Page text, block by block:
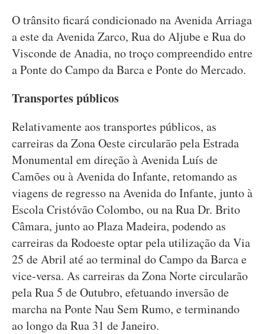
O trânsito ficará condicionado na Avenida Arriaga
a este da Avenida Zarco, Rua do Aljube e Rua do
Visconde de Anadia, no troço compreendido entre
a Ponte do Campo da Barca e Ponte do Mercado.
Transportes públicos
Relativamente aos transportes públicos, as
carreiras da Zona Oeste circularão pela Estrada
Monumental em direção à Avenida Luís de
Camões ou à Avenida do Infante, retomando as
viagens de regresso na Avenida do Infante, junto à
Escola Cristóvão Colombo, ou na Rua Dr. Brito
Câmara, junto ao Plaza Madeira, podendo as
carreiras da Rodoeste optar pela utilização da Via
25 de Abril até ao terminal do Campo da Barca e
vice-versa. As carreiras da Zona Norte circularão
pela Rua 5 de Outubro, efetuando inversão de
marcha na Ponte Nau Sem Rumo, e terminando
ao longo da Rua 31 de Janeiro.